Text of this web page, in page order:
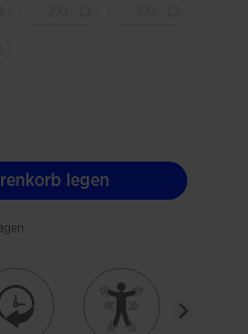
legen